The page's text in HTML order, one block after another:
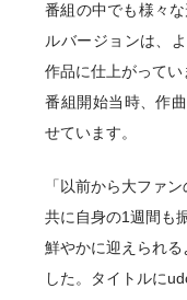
番組の中でも様々
ルバージョンは、
作品に仕上がってい
番組開始当時、作
せています。
「以前から大ファ
共に自身の1週間も
鮮やかに迎えられ
した。タイトルに